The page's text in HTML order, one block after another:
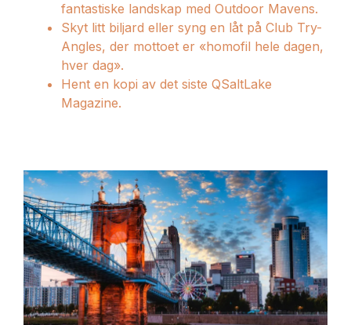
fantastiske landskap med Outdoor Mavens.
Skyt litt biljard eller syng en låt på Club Try-
Angles, der mottoet er «homofil hele dagen,
hver dag».
Hent en kopi av det siste QSaltLake
Magazine.